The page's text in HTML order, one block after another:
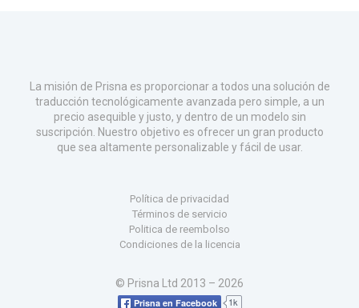
La misión de Prisna es proporcionar a todos una solución de
traducción tecnológicamente avanzada pero simple, a un
precio asequible y justo, y dentro de un modelo sin
suscripción. Nuestro objetivo es ofrecer un gran producto
que sea altamente personalizable y fácil de usar.
Política de privacidad
Términos de servicio
Politica de reembolso
Condiciones de la licencia
© Prisna Ltd 2013 – 2026
Prisna en Facebook 1k